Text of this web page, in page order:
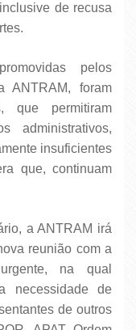
de recusa
pelos
ANTRAM, foram
que permitiram
administrativos,
insuficientes
que, continuam
a ANTRAM irá
reunião com a
na qual
necessidade de
de outros